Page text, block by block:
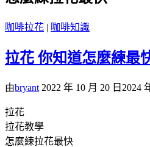
咖啡拉花 | 咖啡知識
拉花 你知道怎麼練最
由bryant 2022 年 10 月 20 日 2024
拉花
拉花教學
怎麼練拉花最快